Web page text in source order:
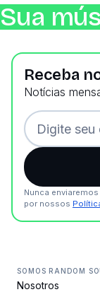
Sua
Receba
Notícias
Nunca
por nossos
SOMOS RANDOM
Nosotros